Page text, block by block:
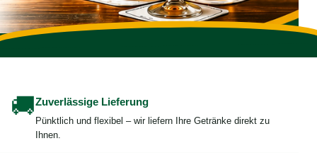
🚚Zuverlässige Lieferung
Pünktlich und flexibel – wir liefern Ihre Getränke direkt zu
Ihnen.